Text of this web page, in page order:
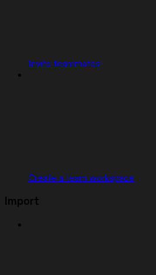
Invite teammates
Create a team workspace
Import